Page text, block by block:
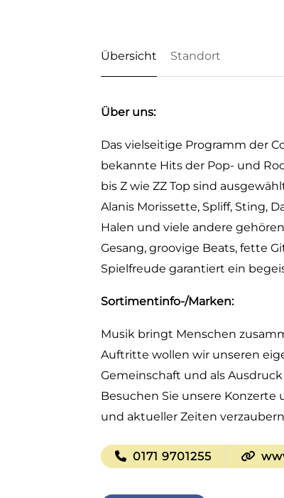
Übersicht Standort
Über uns:
Das vielseitige Programm der
bekannte Hits der Pop- und
bis Z wie ZZ Top sind
Alanis Morissette, Spliff, Sting,
Halen und viele andere
Gesang, groovige Beats, fette
Spielfreude garantiert ein
Sortimentinfo-/Marken:
Musik bringt Menschen
Auftritte wollen wir unseren
Gemeinschaft und als
Besuchen Sie unsere Konzerte
und aktueller Zeiten
0171 9701255